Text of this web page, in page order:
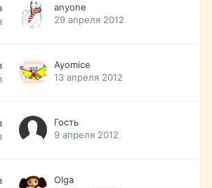
anyone
29 апреля 2012
Ayomice
13 апреля 2012
Гость
9 апреля 2012
Olga